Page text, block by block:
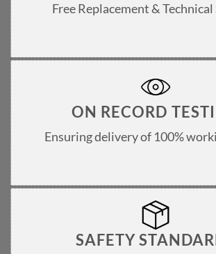
Free Replacement &
ON RECORD
Ensuring delivery of 100%
SAFETY